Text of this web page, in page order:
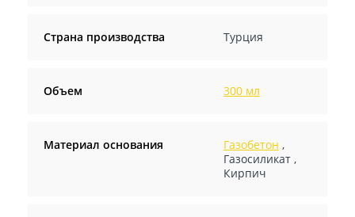
Страна производства Турция
Объем 300 мл
Материал основания Газобетон ,
Газосиликат,
Кирпич